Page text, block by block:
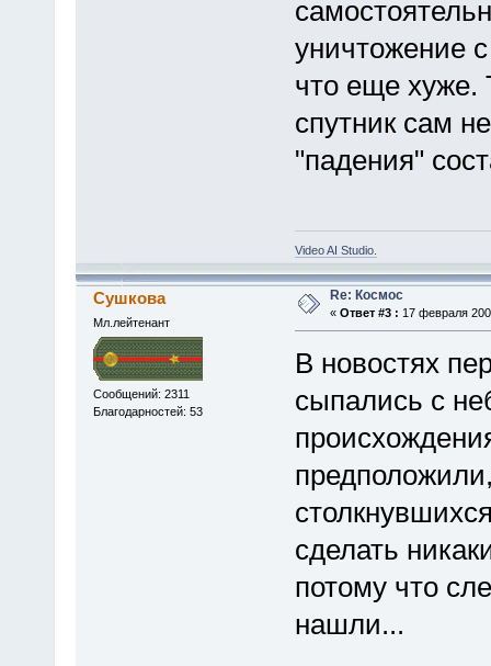
уничтожение
что еще хуже.
спутник сам
"падения"
Video AI Studio.
Сушкова
Мл.лейтенант
Сообщений: 2311
Благодарностей: 53
Re: Космос
« Ответ #3 : 17 февраля
В новостях
сыпались с
сделать
потому что
нашли...